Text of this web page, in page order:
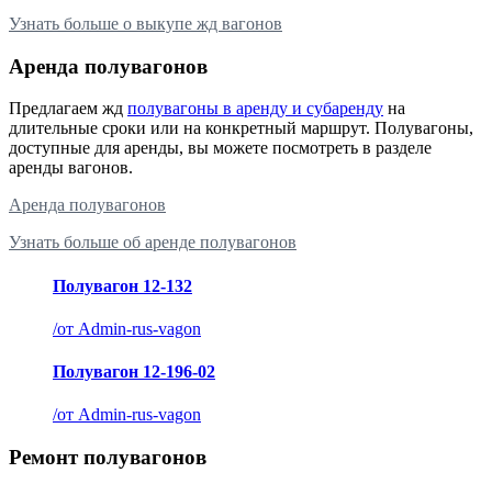
Узнать больше о выкупе жд вагонов
Аренда полувагонов
Предлагаем жд полувагоны в аренду и субаренду на
длительные сроки или на конкретный маршрут. Полувагоны,
доступные для аренды, вы можете посмотреть в разделе
аренды вагонов.
Аренда полувагонов
Узнать больше об аренде полувагонов
Полувагон 12-132
/от Admin-rus-vagon
Полувагон 12-196-02
/от Admin-rus-vagon
Ремонт полувагонов